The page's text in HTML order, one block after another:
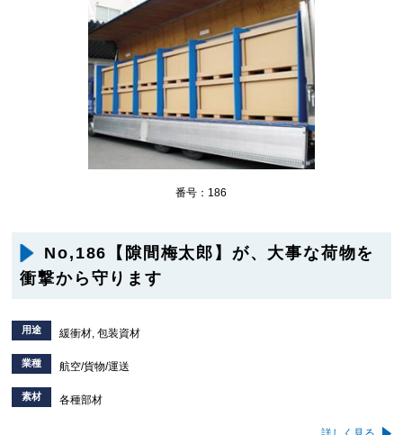
番号：186
No,186【隙間梅太郎】が、大事な荷物を
衝撃から守ります
用途 緩衝材, 包装資材
業種 航空/貨物/運送
素材 各種部材